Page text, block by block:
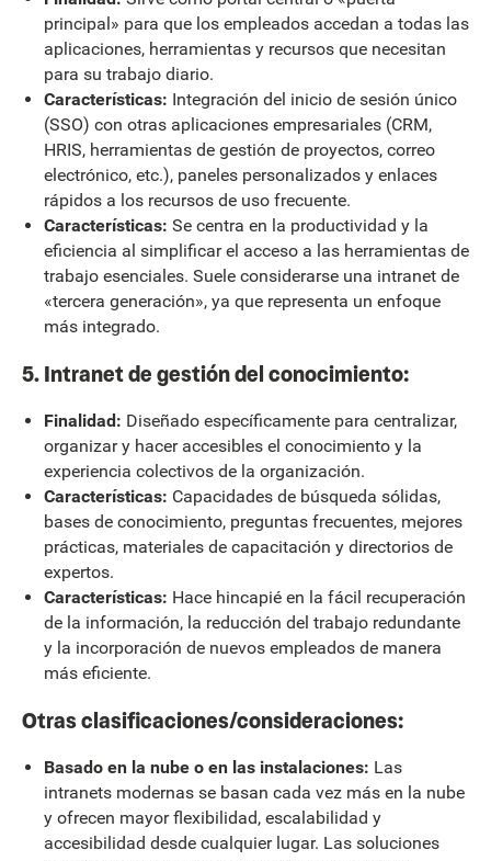
principal» para que los empleados accedan a todas las
aplicaciones, herramientas y recursos que necesitan
para su trabajo diario.
Características: Integración del inicio de sesión único
(SSO) con otras aplicaciones empresariales (CRM,
HRIS, herramientas de gestión de proyectos, correo
electrónico, etc.), paneles personalizados y enlaces
rápidos a los recursos de uso frecuente.
Características: Se centra en la productividad y la
eficiencia al simplificar el acceso a las herramientas de
trabajo esenciales. Suele considerarse una intranet de
«tercera generación», ya que representa un enfoque
más integrado.
5. Intranet de gestión del conocimiento:
Finalidad: Diseñado específicamente para centralizar,
organizar y hacer accesibles el conocimiento y la
experiencia colectivos de la organización.
Características: Capacidades de búsqueda sólidas,
bases de conocimiento, preguntas frecuentes, mejores
prácticas, materiales de capacitación y directorios de
expertos.
Características: Hace hincapié en la fácil recuperación
de la información, la reducción del trabajo redundante
y la incorporación de nuevos empleados de manera
más eficiente.
Otras clasificaciones/consideraciones:
Basado en la nube o en las instalaciones: Las
intranets modernas se basan cada vez más en la nube
y ofrecen mayor flexibilidad, escalabilidad y
accesibilidad desde cualquier lugar. Las soluciones